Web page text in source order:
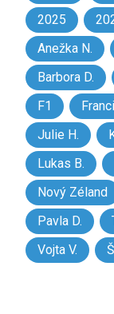
2025
Anežka N.
Barbora D.
F1
Julie H.
Lukas B.
Nový Zéland
Pavla D.
Vojta V.